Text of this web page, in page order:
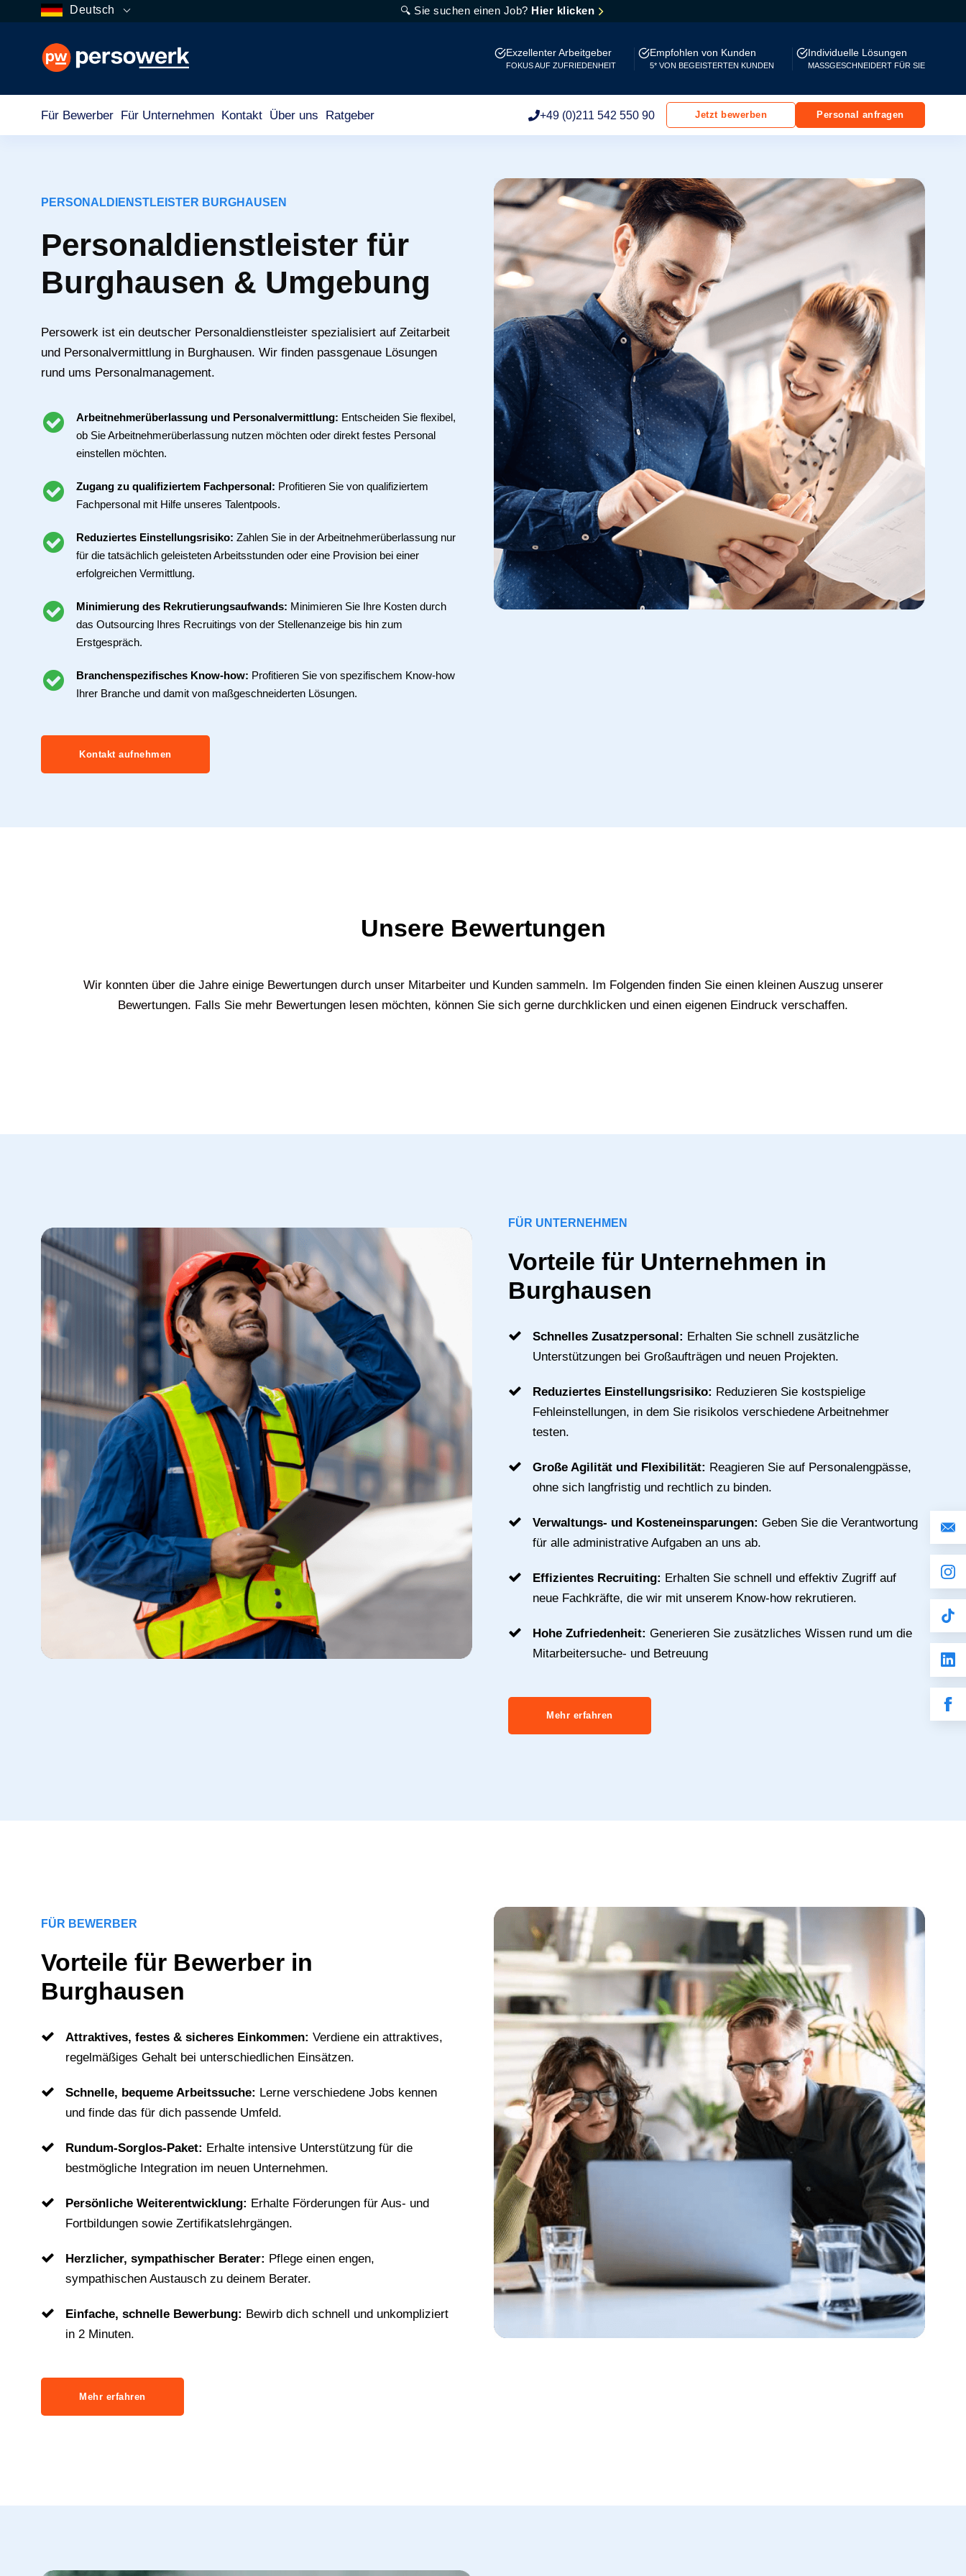
Deutsch 🔍 Sie suchen einen Job? Hier klicken
Exzellenter Arbeitgeber
FOKUS AUF ZUFRIEDENHEIT
Empfohlen von Kunden
5* VON BEGEISTERTEN KUNDEN
Individuelle Lösungen
MASSGESCHNEIDERT FÜR SIE
Für Bewerber Für Unternehmen Kontakt Über uns Ratgeber +49 (0)211 542 550 90 Jetzt bewerben Personal anfragen
PERSONALDIENSTLEISTER BURGHAUSEN
Personaldienstleister für
Burghausen & Umgebung
Persowerk ist ein deutscher Personaldienstleister spezialisiert auf Zeitarbeit
und Personalvermittlung in Burghausen. Wir finden passgenaue Lösungen
rund ums Personalmanagement.
Arbeitnehmerüberlassung und Personalvermittlung: Entscheiden Sie flexibel,
ob Sie Arbeitnehmerüberlassung nutzen möchten oder direkt festes Personal
einstellen möchten.
Zugang zu qualifiziertem Fachpersonal: Profitieren Sie von qualifiziertem
Fachpersonal mit Hilfe unseres Talentpools.
Reduziertes Einstellungsrisiko: Zahlen Sie in der Arbeitnehmerüberlassung nur
für die tatsächlich geleisteten Arbeitsstunden oder eine Provision bei einer
erfolgreichen Vermittlung.
Minimierung des Rekrutierungsaufwands: Minimieren Sie Ihre Kosten durch
das Outsourcing Ihres Recruitings von der Stellenanzeige bis hin zum
Erstgespräch.
Branchenspezifisches Know-how: Profitieren Sie von spezifischem Know-how
Ihrer Branche und damit von maßgeschneiderten Lösungen.
Kontakt aufnehmen
Unsere Bewertungen
Wir konnten über die Jahre einige Bewertungen durch unser Mitarbeiter und Kunden sammeln. Im Folgenden finden Sie einen kleinen Auszug unserer
Bewertungen. Falls Sie mehr Bewertungen lesen möchten, können Sie sich gerne durchklicken und einen eigenen Eindruck verschaffen.
FÜR UNTERNEHMEN
Vorteile für Unternehmen in
Burghausen
Schnelles Zusatzpersonal: Erhalten Sie schnell zusätzliche
Unterstützungen bei Großaufträgen und neuen Projekten.
Reduziertes Einstellungsrisiko: Reduzieren Sie kostspielige
Fehleinstellungen, in dem Sie risikolos verschiedene Arbeitnehmer
testen.
Große Agilität und Flexibilität: Reagieren Sie auf Personalengpässe,
ohne sich langfristig und rechtlich zu binden.
Verwaltungs- und Kosteneinsparungen: Geben Sie die Verantwortung
für alle administrative Aufgaben an uns ab.
Effizientes Recruiting: Erhalten Sie schnell und effektiv Zugriff auf
neue Fachkräfte, die wir mit unserem Know-how rekrutieren.
Hohe Zufriedenheit: Generieren Sie zusätzliches Wissen rund um die
Mitarbeitersuche- und Betreuung
Mehr erfahren
FÜR BEWERBER
Vorteile für Bewerber in
Burghausen
Attraktives, festes & sicheres Einkommen: Verdiene ein attraktives,
regelmäßiges Gehalt bei unterschiedlichen Einsätzen.
Schnelle, bequeme Arbeitssuche: Lerne verschiedene Jobs kennen
und finde das für dich passende Umfeld.
Rundum-Sorglos-Paket: Erhalte intensive Unterstützung für die
bestmögliche Integration im neuen Unternehmen.
Persönliche Weiterentwicklung: Erhalte Förderungen für Aus- und
Fortbildungen sowie Zertifikatslehrgängen.
Herzlicher, sympathischer Berater: Pflege einen engen,
sympathischen Austausch zu deinem Berater.
Einfache, schnelle Bewerbung: Bewirb dich schnell und unkompliziert
in 2 Minuten.
Mehr erfahren